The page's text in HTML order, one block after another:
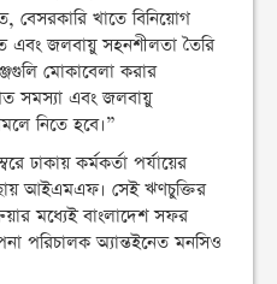
বেসরকারি খাতে বিনিয়োগ
এবং জলবায়ু সহনশীলতা তৈরি
মোকাবেলা করার
সমস্যা এবং জলবায়ু
নিতে হবে।”
ঢাকায় কর্মকর্তা পর্যায়ের
আইএমএফ। সেই ঋণচুক্তির
মধ্যেই বাংলাদেশ সফর
পরিচালক অ্যান্তইনেত মনসিও